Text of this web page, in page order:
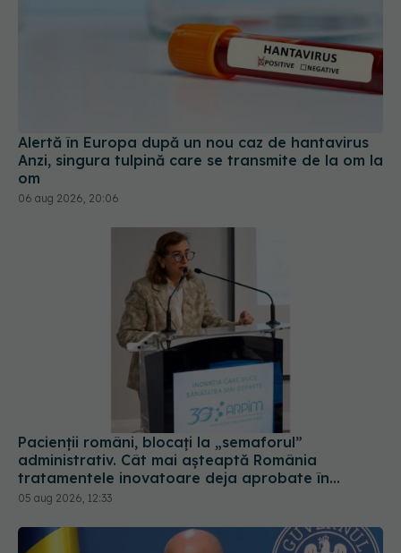
Alertă în Europa după un nou caz de hantavirus
Anzi, singura tulpină care se transmite de la om la
om
06 aug 2026, 20:06
Pacienții români, blocați la „semaforul”
administrativ. Cât mai așteaptă România
tratamentele inovatoare deja aprobate în
Europa
05 aug 2026, 12:33